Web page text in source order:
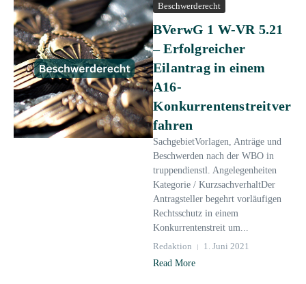
Beschwerderecht
BVerwG 1 W-VR 5.21
– Erfolgreicher
Eilantrag in einem
A16-
Konkurrentenstreitver
fahren
SachgebietVorlagen, Anträge und
Beschwerden nach der WBO in
truppendienstl. Angelegenheiten
Kategorie / KurzsachverhaltDer
Antragsteller begehrt vorläufigen
Rechtsschutz in einem
Konkurrentenstreit um...
Redaktion
1. Juni 2021
Read More